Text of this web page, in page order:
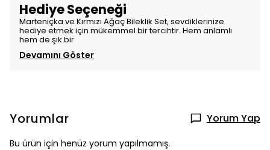
Hediye Seçeneği
Marteniçka ve Kırmızı Ağaç Bileklik Set, sevdiklerinize
hediye etmek için mükemmel bir tercihtir. Hem anlamlı
hem de şık bir
Devamını Göster
Yorumlar Yorum Yap
Bu ürün için henüz yorum yapılmamış.